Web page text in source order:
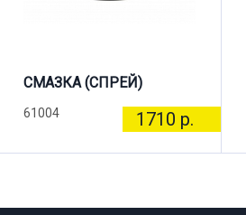
СМАЗКА (СПРЕЙ)
61004 1710 р.